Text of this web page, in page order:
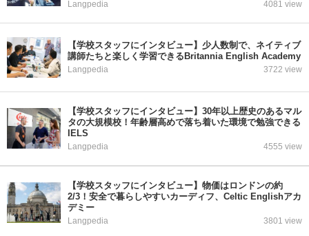
Langpedia 4081 view
【学校スタッフにインタビュー】少人数制で、ネイティブ
講師たちと楽しく学習できるBritannia English Academy
Langpedia 3722 view
【学校スタッフにインタビュー】30年以上歴史のあるマル
タの大規模校！年齢層高めで落ち着いた環境で勉強できる
IELS
Langpedia 4555 view
【学校スタッフにインタビュー】物価はロンドンの約
2/3！安全で暮らしやすいカーディフ、Celtic Englishアカ
デミー
Langpedia 3801 view